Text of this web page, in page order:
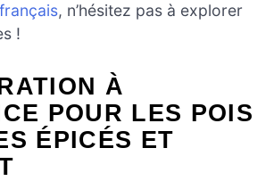
, n’hésitez pas à explorer
!
À
POUR LES POIS
ÉPICÉS ET